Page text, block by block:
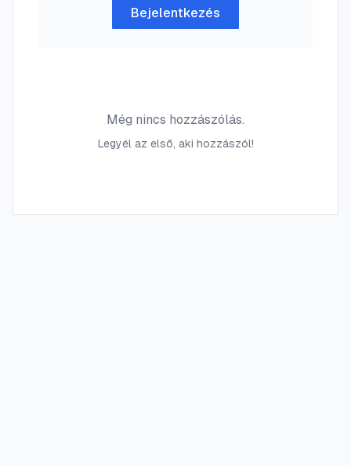
Bejelentkezés
Még nincs hozzászólás.
Legyél az első, aki hozzászól!